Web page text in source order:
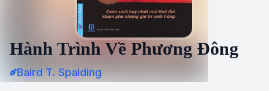
Hành Trình Về Phương Đông
Baird T. Spalding